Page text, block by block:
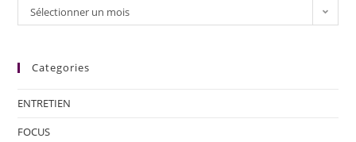
Sélectionner un mois
Categories
ENTRETIEN
FOCUS